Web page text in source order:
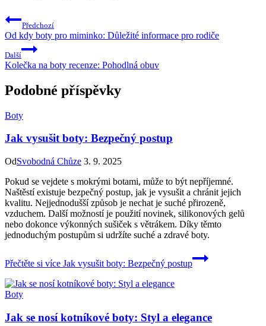
Předchozí
Od kdy boty pro miminko: Důležité informace pro rodiče
Další
Kolečka na boty recenze: Pohodlná obuv
Podobné příspěvky
Boty
Jak vysušit boty: Bezpečný postup
OdSvobodná Chůze 3. 9. 2025
Pokud se vejdete s mokrými botami, může to být nepříjemné.
Naštěstí existuje bezpečný postup, jak je vysušit a chránit jejich
kvalitu. Nejjednodušší způsob je nechat je suché přirozeně,
vzduchem. Další možností je použití novinek, silikonových gelů
nebo dokonce výkonných sušiček s větrákem. Díky těmto
jednoduchým postupům si udržíte suché a zdravé boty.
Přečtěte si více Jak vysušit boty: Bezpečný postup
Boty
Jak se nosí kotníkové boty: Styl a elegance